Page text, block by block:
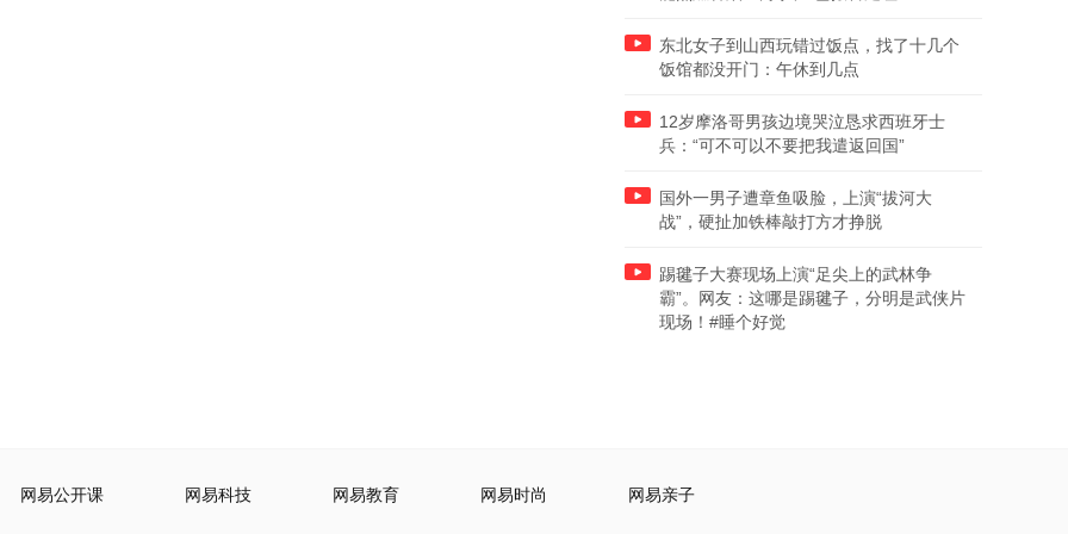
东北女子到山西玩错过饭点，找了十几个
饭馆都没开门：午休到几点
12岁摩洛哥男孩边境哭泣恳求西班牙士
兵：“可不可以不要把我遣返回国”
国外一男子遭章鱼吸脸，上演“拔河大
战”，硬扯加铁棒敲打方才挣脱
踢毽子大赛现场上演“足尖上的武林争
霸”。网友：这哪是踢毽子，分明是武侠片
现场！#睡个好觉
网易公开课 网易科技 网易教育 网易时尚 网易亲子